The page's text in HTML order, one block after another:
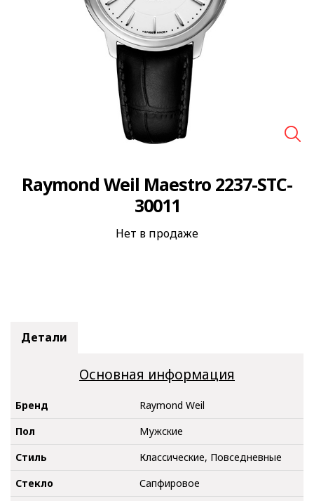
Raymond Weil Maestro 2237-STC-
30011
Нет в продаже
Детали
Основная информация
Бренд
Raymond Weil
Пол
Мужские
Стиль
Классические, Повседневные
Стекло
Сапфировое